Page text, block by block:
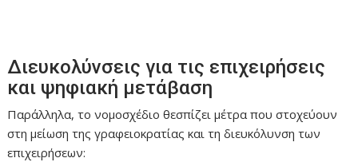
Διευκολύνσεις για τις επιχειρήσεις
και ψηφιακή μετάβαση
Παράλληλα, το νομοσχέδιο θεσπίζει μέτρα που στοχεύουν
στη μείωση της γραφειοκρατίας και τη διευκόλυνση των
επιχειρήσεων: